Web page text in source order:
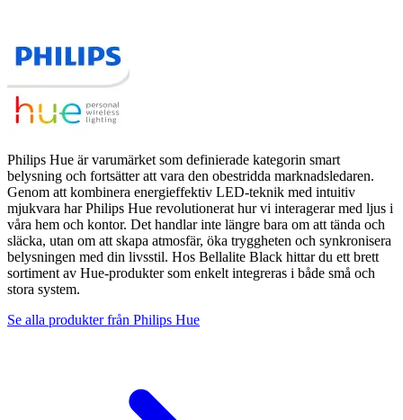
Philips Hue är varumärket som definierade kategorin smart
belysning och fortsätter att vara den obestridda marknadsledaren.
Genom att kombinera energieffektiv LED-teknik med intuitiv
mjukvara har Philips Hue revolutionerat hur vi interagerar med ljus i
våra hem och kontor. Det handlar inte längre bara om att tända och
släcka, utan om att skapa atmosfär, öka tryggheten och synkronisera
belysningen med din livsstil. Hos Bellalite Black hittar du ett brett
sortiment av Hue-produkter som enkelt integreras i både små och
stora system.
Se alla produkter från Philips Hue